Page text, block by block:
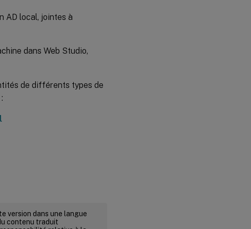
AD local, jointes à
dans Web Studio,
de différents types de
version dans une langue
contenu traduit